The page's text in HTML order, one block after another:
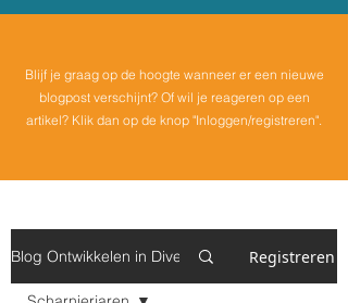
Blijf je graag op de hoogte wanneer er een nieuwe
blogpost verschijnt? Of wil je reageren op een
artikel? Klik dan op de knop "Inloggen/registreren".
Blog Ontwikkelen in Diversiteit Registreren